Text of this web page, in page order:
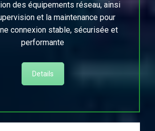
des équipements réseau, ainsi
et la maintenance pour
connexion stable, sécurisée et
performante
Details